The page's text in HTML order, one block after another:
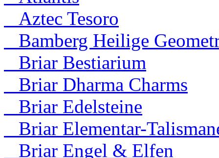
Aztec Tesoro
Bamberg Heilige
Briar Bestiarium
Briar Dharma Charms
Briar Edelsteine
Briar Elementar-
Briar Engel & Elfen